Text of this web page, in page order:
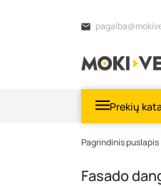
Prekių
Pagrindinis puslapis
Fasado